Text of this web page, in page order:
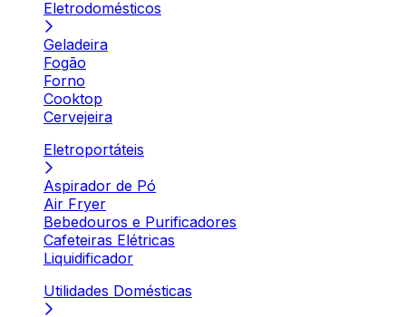
Eletrodomésticos
Geladeira
Fogão
Forno
Cooktop
Cervejeira
Eletroportáteis
Aspirador de Pó
Air Fryer
Bebedouros e Purificadores
Cafeteiras Elétricas
Liquidificador
Utilidades Domésticas